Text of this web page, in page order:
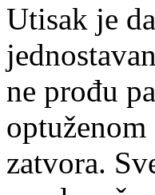
Utisak je
ne prođu
zatvora.